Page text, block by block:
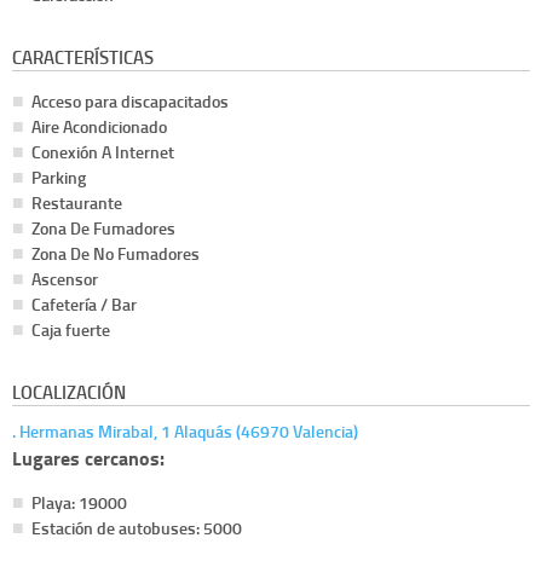
CARACTERÍSTICAS
Acceso para discapacitados
Aire Acondicionado
Conexión A Internet
Parking
Restaurante
Zona De Fumadores
Zona De No Fumadores
Ascensor
Cafetería / Bar
Caja fuerte
LOCALIZACIÓN
. Hermanas Mirabal, 1 Alaquás (46970 Valencia)
Lugares cercanos:
Playa: 19000
Estación de autobuses: 5000